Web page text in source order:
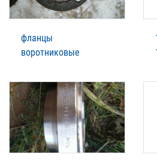
фланцы
воротниковые